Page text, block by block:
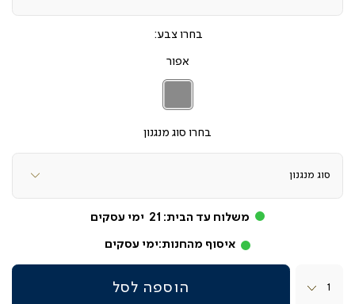
צבע
אפור
סוג מנגנון
משלוח עד הבית: 21 ימי עסקים
איסוף מהחנות:ימי עסקים
הוספה לסל